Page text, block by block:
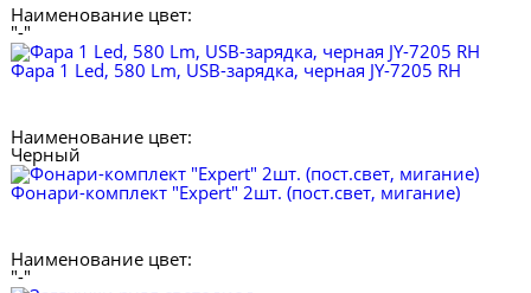
Наименование цвет:
"-"
Фара 1 Led, 580 Lm, USB-зарядка, черная JY-7205 RH
Наименование цвет:
Черный
Фонари-комплект "Expert" 2шт. (пост.свет, мигание)
Наименование цвет:
"-"